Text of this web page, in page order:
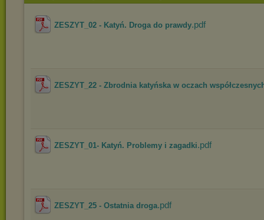
ZESZYT_02 - Katyń. Droga do prawdy.pdf
ZESZYT_22 - Zbrodnia katyńska w oczach
ZESZYT_01- Katyń. Problemy i zagadki.pdf
ZESZYT_25 - Ostatnia droga.pdf